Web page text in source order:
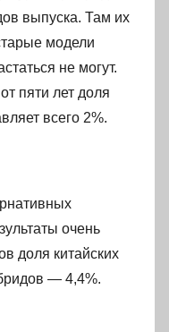
выпуска. Там их
модели
не могут.
пяти лет доля
всего 2%.
очень
доля китайских
— 4,4%.